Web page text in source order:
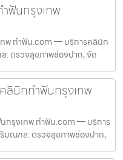
ฟันกรุงเทพ
พ ทำฟัน.com — บริการคลินิก
: ตรวจสุขภาพช่องปาก, จัด
ลินิกทำฟันกรุงเทพ
รุงเทพ ทำฟัน.com — บริการ
มณฑล: ตรวจสุขภาพช่องปาก,